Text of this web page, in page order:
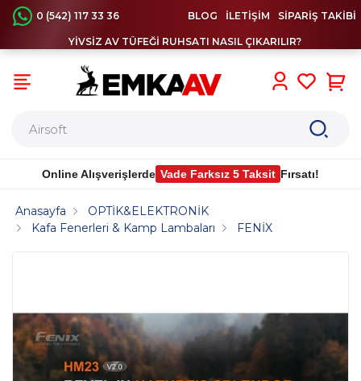
0 (542) 117 33 36 BLOG İLETİŞİM SİPARİŞ TAKİBİ
YİVSİZ AV TÜFEĞİ RUHSATI NASIL ÇIKARILIR?
Online Alışverişlerde Vade Farksız 5 Taksit Fırsatı!
Anasayfa
OPTİK&ELEKTRONİK
Kafa Fenerleri & Kamp Lambaları
FENİX